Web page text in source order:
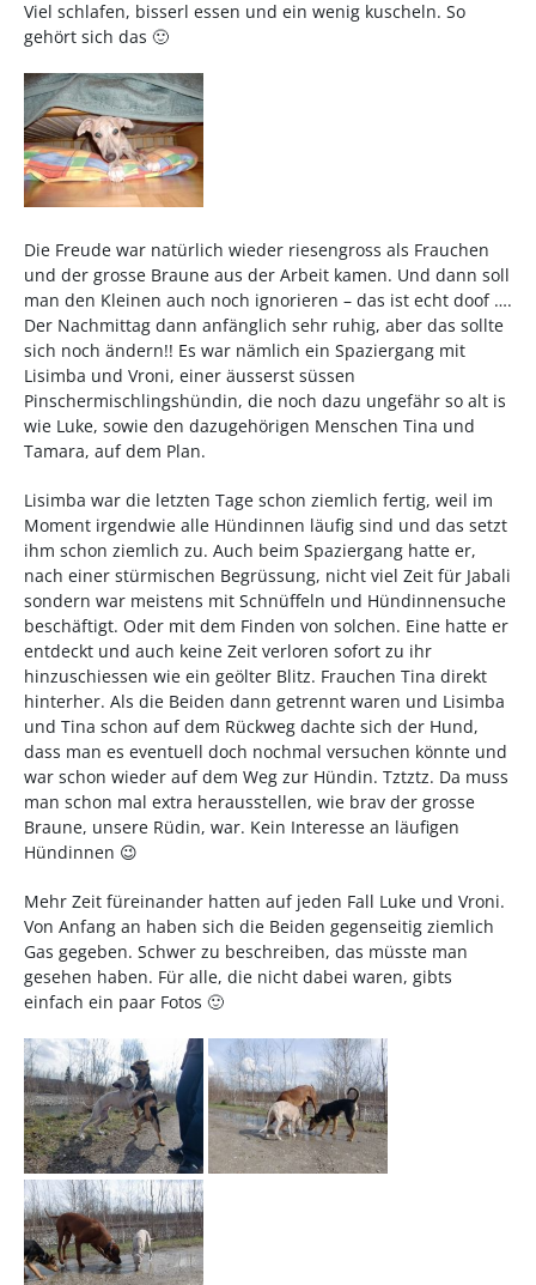
Viel schlafen, bisserl essen und ein wenig kuscheln. So
gehört sich das 🙂
Die Freude war natürlich wieder riesengross als Frauchen
und der grosse Braune aus der Arbeit kamen. Und dann soll
man den Kleinen auch noch ignorieren – das ist echt doof ….
Der Nachmittag dann anfänglich sehr ruhig, aber das sollte
sich noch ändern!! Es war nämlich ein Spaziergang mit
Lisimba und Vroni, einer äusserst süssen
Pinschermischlingshündin, die noch dazu ungefähr so alt is
wie Luke, sowie den dazugehörigen Menschen Tina und
Tamara, auf dem Plan.
Lisimba war die letzten Tage schon ziemlich fertig, weil im
Moment irgendwie alle Hündinnen läufig sind und das setzt
ihm schon ziemlich zu. Auch beim Spaziergang hatte er,
nach einer stürmischen Begrüssung, nicht viel Zeit für Jabali
sondern war meistens mit Schnüffeln und Hündinnensuche
beschäftigt. Oder mit dem Finden von solchen. Eine hatte er
entdeckt und auch keine Zeit verloren sofort zu ihr
hinzuschiessen wie ein geölter Blitz. Frauchen Tina direkt
hinterher. Als die Beiden dann getrennt waren und Lisimba
und Tina schon auf dem Rückweg dachte sich der Hund,
dass man es eventuell doch nochmal versuchen könnte und
war schon wieder auf dem Weg zur Hündin. Tztztz. Da muss
man schon mal extra herausstellen, wie brav der grosse
Braune, unsere Rüdin, war. Kein Interesse an läufigen
Hündinnen 😉
Mehr Zeit füreinander hatten auf jeden Fall Luke und Vroni.
Von Anfang an haben sich die Beiden gegenseitig ziemlich
Gas gegeben. Schwer zu beschreiben, das müsste man
gesehen haben. Für alle, die nicht dabei waren, gibts
einfach ein paar Fotos 🙂